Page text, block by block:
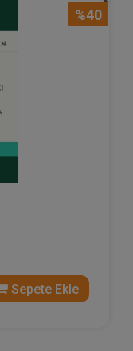
%40
Sepete Ekle